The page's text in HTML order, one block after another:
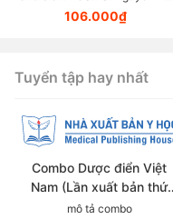
Thanh Hương
106.000₫
Tuyển tập hay nhất
Combo Dược điển Việt
Nam (Lần xuất bản thứ
sáu)
mô tả combo